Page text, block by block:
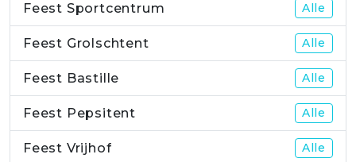
Feest Sportcentrum Alle
Feest Grolschtent Alle
Feest Bastille Alle
Feest Pepsitent Alle
Feest Vrijhof Alle